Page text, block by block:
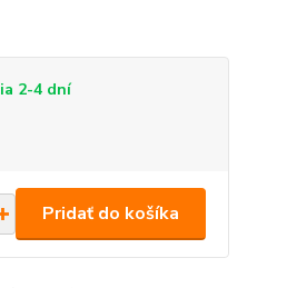
2-4 dní
Pridať do košíka